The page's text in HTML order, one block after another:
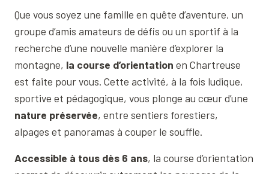
Que vous soyez une famille en quête d’aventure, un
groupe d’amis amateurs de défis ou un sportif à la
recherche d’une nouvelle manière d’explorer la
montagne, la course d’orientation en Chartreuse
est faite pour vous. Cette activité, à la fois ludique,
sportive et pédagogique, vous plonge au cœur d’une
nature préservée, entre sentiers forestiers,
alpages et panoramas à couper le souffle.
Accessible à tous dès 6 ans, la course d’orientation